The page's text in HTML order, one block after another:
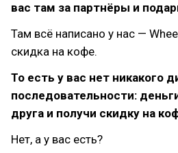
вас там за партнёры и
Там всё написано у нас —
скидка на кофе.
То есть у вас нет никакого
последовательности:
друга и получи скидку на
Нет, а у вас есть?